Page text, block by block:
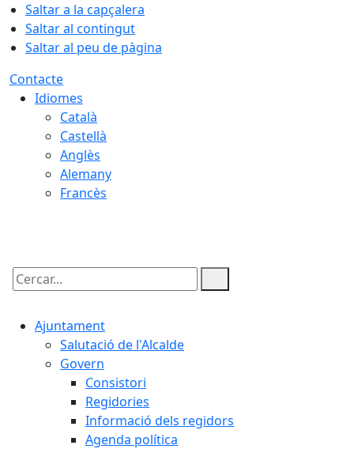
Saltar a la capçalera
Saltar al contingut
Saltar al peu de pàgina
Contacte
Idiomes
Català
Castellà
Anglès
Alemany
Francès
Cercar:
Ajuntament
Salutació de l'Alcalde
Govern
Consistori
Regidories
Informació dels regidors
Agenda política